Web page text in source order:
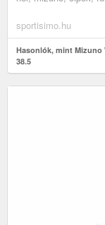
sportisimo.hu
Hasonlók, mint Mizuno
38.5